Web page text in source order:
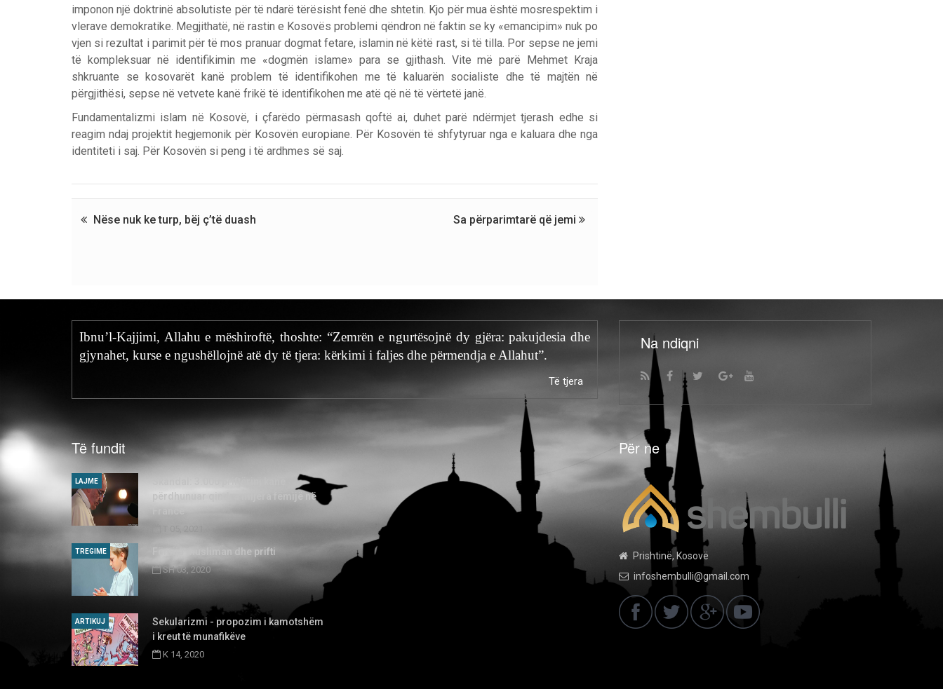
imponon një doktrinë absolutiste për të ndarë tërësisht fenë dhe shtetin. Kjo për mua është mosrespektim i
vlerave demokratike. Megjithatë, në rastin e Kosovës problemi qëndron në faktin se ky «emancipim» nuk po
vjen si rezultat i parimit për të mos pranuar dogmat fetare, islamin në këtë rast, si të tilla. Por sepse ne jemi
të kompleksuar në identifikimin me «dogmën islame» para se gjithash. Vite më parë Mehmet Kraja
shkruante se kosovarët kanë problem të identifikohen me të kaluarën socialiste dhe të majtën në
përgjithësi, sepse në vetvete kanë frikë të identifikohen me atë që në të vërtetë janë.
Fundamentalizmi islam në Kosovë, i çfarëdo përmasash qoftë ai, duhet parë ndërmjet tjerash edhe si
reagim ndaj projektit hegjemonik për Kosovën europiane. Për Kosovën të shfytyruar nga e kaluara dhe nga
identiteti i saj. Për Kosovën si peng i të ardhmes së saj.
Nëse nuk ke turp, bëj ç’të duash Sa përparimtarë që jemi
Ibnu’l-Kajjimi, Allahu e mëshiroftë, thoshte: “Zemrën e ngurtësojnë dy gjëra: pakujdesia dhe
gjynahet, kurse e ngushëllojnë atë dy të tjera: kërkimi i faljes dhe përmendja e Allahut”.
Të tjera
Na ndiqni
Të fundit
përdhunuar qindra mijëra fëmijë në
LAJME
Fëmija musliman dhe prifti
SH 03, 2020
TREGIME
Sekularizmi - propozim i kamotshëm
i kreut të munafikëve
K 14, 2020
ARTIKUJ
Për ne
Prishtinë, Kosovë
infoshembulli@gmail.com